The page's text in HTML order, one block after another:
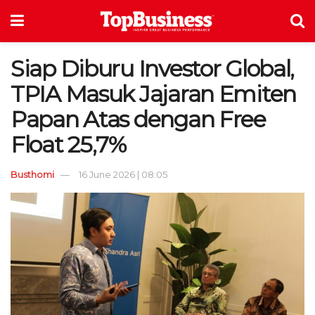
Siap Diburu Investor Global,
TPIA Masuk Jajaran Emiten
Papan Atas dengan Free
Float 25,7%
Busthomi 16 June 2026 | 08:05